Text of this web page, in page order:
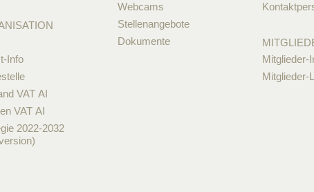
Info
VAT AI
VAT AI
2022-2032
Webcams
Stellenangebote
Dokumente
Mitglieder-
Mitglieder-